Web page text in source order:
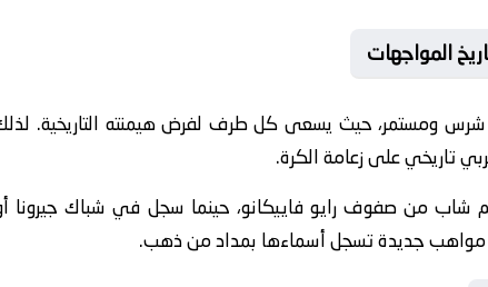
المواجهات
ومستمر، حيث يسعى كل طرف لفرض هيمنته التاريخية.
تاريخي على زعامة الكرة.
شاب من صفوف رايو فاييكانو، حينما سجل في شباك جيرونا
مواهب جديدة تسجل أسماءها بمداد من ذهب.